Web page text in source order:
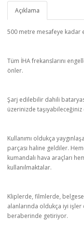
Açıklama
500 metre mesafeye kadar
Tüm İHA frekanslarını
önler.
Şarj edilebilir dahili
üzerinizde taşıyabileceğiniz
Kullanımı oldukça
parçası haline geldiler.
kumandalı hava araçları
kullanılmaktalar.
Kliplerde, filmlerde,
alanlarında oldukça iyi
beraberinde getiriyor.